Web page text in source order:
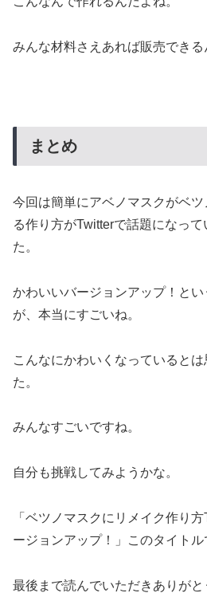
みんな材料さえあれば販売できる
まとめ
今回は簡単にアベノマスクがベ
る作り方がTwitterで話題になっ
た。
かわいいバージョンアップ！と
が、本当にすごいね。
こんなにかわいくなっていると
た。
みんなすごいですね。
自分も挑戦してみようかな。
「ベツノマスクにリメイク作り
ージョンアップ！」このタイトル
最後まで読んでいただきありがと